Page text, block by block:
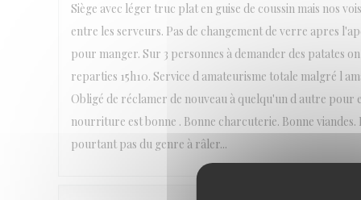
Siège avec léger truc plat en guise de coussin mais nos
entre les serveurs. Pas de changement de verre apres
pour manger. Sur 3 personnes à demander des patates
reparties 15h10. Service d amateurisme totale malgré l
Obligé de réclamer de nouveau à quelqu'un d autre pour
nourriture est bonne . Bonne charcuterie. Bonne viandes.
pourtant pas du genre à râler...